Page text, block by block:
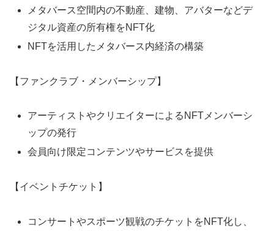
メタバース空間内の不動産、建物、アバターなどデ
ジタル資産の所有権をNFT化
NFTを活用したメタバース内経済の構築
【ファンクラブ・メンバーシップ】
アーティストやクリエイターによるNFTメンバーシ
ップの発行
会員向け限定コンテンツやサービスを提供
【イベントチケット】
コンサートやスポーツ観戦のチケットをNFT化し、